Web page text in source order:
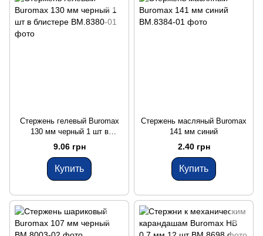
Стержень гелевый Buromax
130 мм черный 1 шт в
блистере
9.06 грн
Купить
Стержень масляный Buromax
141 мм синий
2.40 грн
Купить